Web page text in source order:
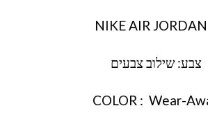
NIKE AIR
צבע: שילוב צבעים
COLOR : Wear-